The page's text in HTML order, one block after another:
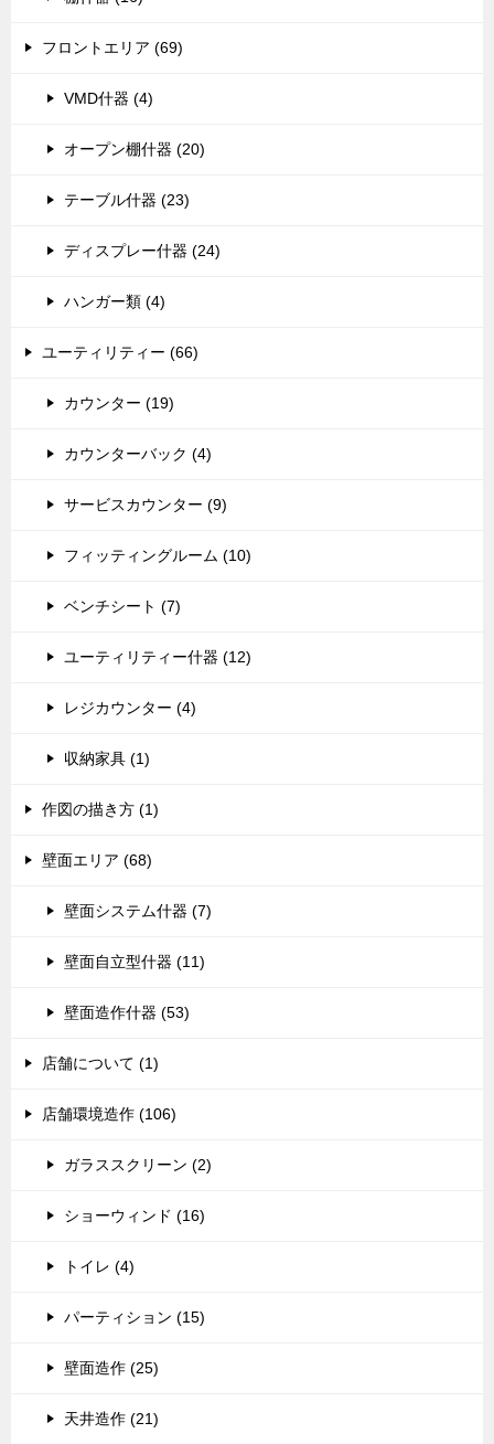
フロントエリア (69)
VMD什器 (4)
オープン棚什器 (20)
テーブル什器 (23)
ディスプレー什器 (24)
ハンガー類 (4)
ユーティリティー (66)
カウンター (19)
カウンターバック (4)
サービスカウンター (9)
フィッティングルーム (10)
ベンチシート (7)
ユーティリティー什器 (12)
レジカウンター (4)
収納家具 (1)
作図の描き方 (1)
壁面エリア (68)
壁面システム什器 (7)
壁面自立型什器 (11)
壁面造作什器 (53)
店舗について (1)
店舗環境造作 (106)
ガラススクリーン (2)
ショーウィンド (16)
トイレ (4)
パーティション (15)
壁面造作 (25)
天井造作 (21)